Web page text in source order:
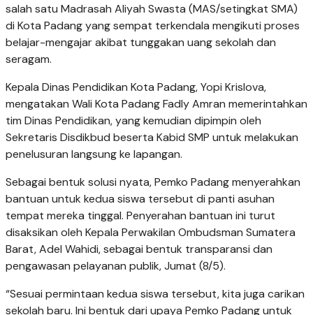
salah satu Madrasah Aliyah Swasta (MAS/setingkat SMA)
di Kota Padang yang sempat terkendala mengikuti proses
belajar-mengajar akibat tunggakan uang sekolah dan
seragam.
Kepala Dinas Pendidikan Kota Padang, Yopi Krislova,
mengatakan Wali Kota Padang Fadly Amran memerintahkan
tim Dinas Pendidikan, yang kemudian dipimpin oleh
Sekretaris Disdikbud beserta Kabid SMP untuk melakukan
pe­nelusuran langsung ke lapangan.
Sebagai bentuk solusi nyata, Pemko Padang me­nyerahkan
bantuan untuk kedua siswa tersebut di panti asuhan
tempat mereka tinggal. Penyerahan bantuan ini turut
disaksikan oleh Kepala Perwakilan Ombudsman Sumatera
Barat, Adel Wahidi, sebagai bentuk transparansi dan
pengawasan pelayanan publik, Jumat (8/5).
“Sesuai permintaan kedua siswa tersebut, kita juga carikan
sekolah baru. Ini bentuk dari upaya Pemko Padang untuk